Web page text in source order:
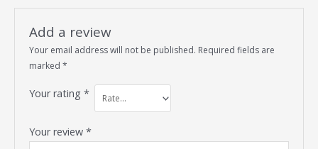
Add a review
Your email address will not be published. Required fields are
marked*
Your rating*
Your review*